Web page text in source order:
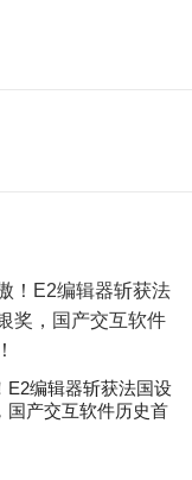
E2编辑器斩获法国设
国产交互软件历史首